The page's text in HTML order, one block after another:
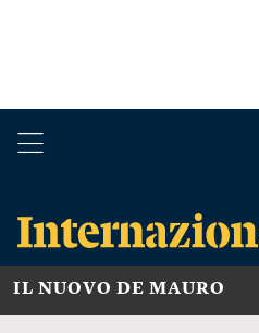
IL NUOVO DE MAURO